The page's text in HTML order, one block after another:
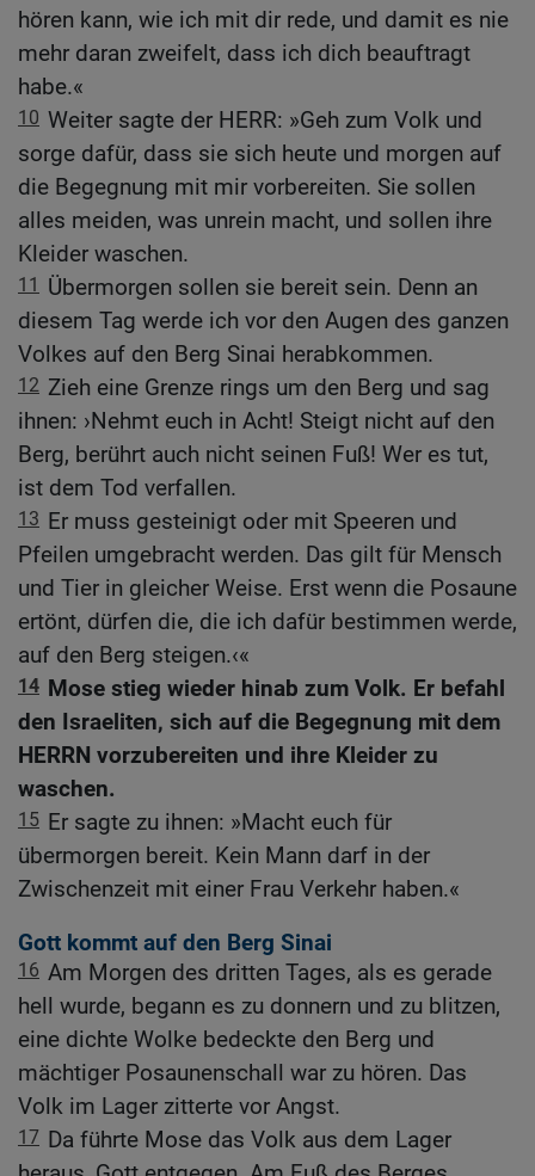
hören kann, wie ich mit dir rede, und damit es nie
mehr daran zweifelt, dass ich dich beauftragt
habe.«
10 Weiter sagte der HERR: »Geh zum Volk und
sorge dafür, dass sie sich heute und morgen auf
die Begegnung mit mir vorbereiten. Sie sollen
alles meiden, was unrein macht, und sollen ihre
Kleider waschen.
11
Übermorgen sollen sie bereit sein. Denn an
diesem Tag werde ich vor den Augen des ganzen
Volkes auf den Berg Sinai herabkommen.
12 Zieh eine Grenze rings um den Berg und sag
ihnen: ›Nehmt euch in Acht! Steigt nicht auf den
Berg, berührt auch nicht seinen Fuß! Wer es tut,
ist dem Tod verfallen.
13 Er muss gesteinigt oder mit Speeren und
Pfeilen umgebracht werden. Das gilt für Mensch
und Tier in gleicher Weise. Erst wenn die Posaune
ertönt, dürfen die, die ich dafür bestimmen werde,
auf den Berg steigen.‹«
14 Mose stieg wieder hinab zum Volk. Er befahl
den Israeliten, sich auf die Begegnung mit dem
HERRN vorzubereiten und ihre Kleider zu
waschen.
15 Er sagte zu ihnen: »Macht euch für
übermorgen bereit. Kein Mann darf in der
Zwischenzeit mit einer Frau Verkehr haben.«
Gott kommt auf den Berg Sinai
16 Am Morgen des dritten Tages, als es gerade
hell wurde, begann es zu donnern und zu blitzen,
eine dichte Wolke bedeckte den Berg und
mächtiger Posaunenschall war zu hören. Das
Volk im Lager zitterte vor Angst.
17 Da führte Mose das Volk aus dem Lager